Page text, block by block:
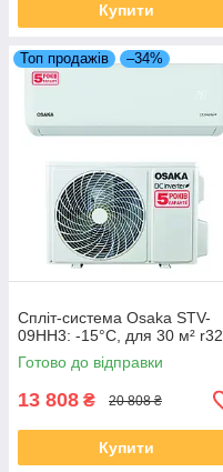
Купити
Топ продажів –34%
Спліт-система Osaka STV-
09HH3: -15°C, для 30 м² r32
Готово до відправки
13 808 ₴ 20 808 ₴
Купити